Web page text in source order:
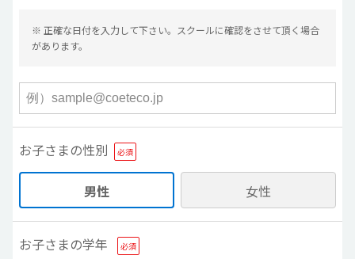
※ 正確な日付を入力して下さい。スクールに確認をさせて頂く場合
があります。
お子さまの性別
男性 女性
お子さまの学年